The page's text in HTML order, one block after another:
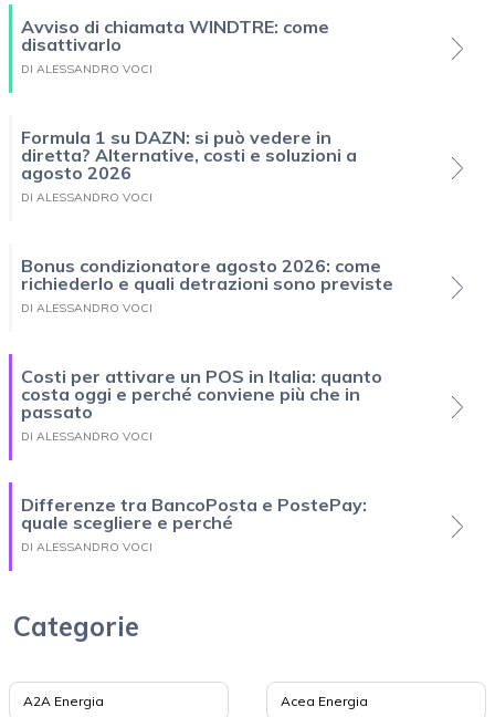
Avviso di chiamata WINDTRE: come
disattivarlo
DI ALESSANDRO VOCI
Formula 1 su DAZN: si può vedere in
diretta? Alternative, costi e soluzioni a
agosto 2026
DI ALESSANDRO VOCI
Bonus condizionatore agosto 2026: come
richiederlo e quali detrazioni sono previste
DI ALESSANDRO VOCI
Costi per attivare un POS in Italia: quanto
costa oggi e perché conviene più che in
passato
DI ALESSANDRO VOCI
Differenze tra BancoPosta e PostePay:
quale scegliere e perché
DI ALESSANDRO VOCI
Categorie
A2A Energia Acea Energia